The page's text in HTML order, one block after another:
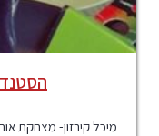
מיכל קירזון- מצחקת